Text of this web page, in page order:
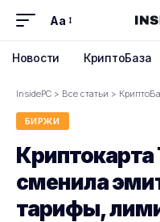
Font
Aa
Новости КриптоБаза
InsidePC > Все статьи >
БИРЖИ
Криптокарта
сменила
тарифы,